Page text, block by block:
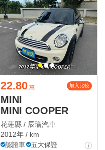
22.80 萬 加入比較
MINI
MINI COOPER
花蓮縣 / 辰瑜汽車
2012年 / km
認證車 五大保證